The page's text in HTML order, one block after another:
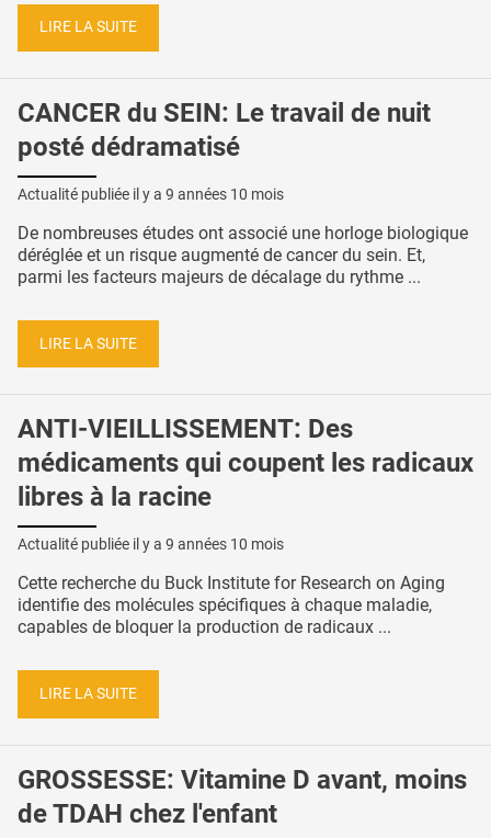
LIRE LA SUITE
CANCER du SEIN: Le travail de nuit
posté dédramatisé
Actualité publiée il y a 9 années 10 mois
De nombreuses études ont associé une horloge biologique
déréglée et un risque augmenté de cancer du sein. Et,
parmi les facteurs majeurs de décalage du rythme ...
LIRE LA SUITE
ANTI-VIEILLISSEMENT: Des
médicaments qui coupent les radicaux
libres à la racine
Actualité publiée il y a 9 années 10 mois
Cette recherche du Buck Institute for Research on Aging
identifie des molécules spécifiques à chaque maladie,
capables de bloquer la production de radicaux ...
LIRE LA SUITE
GROSSESSE: Vitamine D avant, moins
de TDAH chez l'enfant